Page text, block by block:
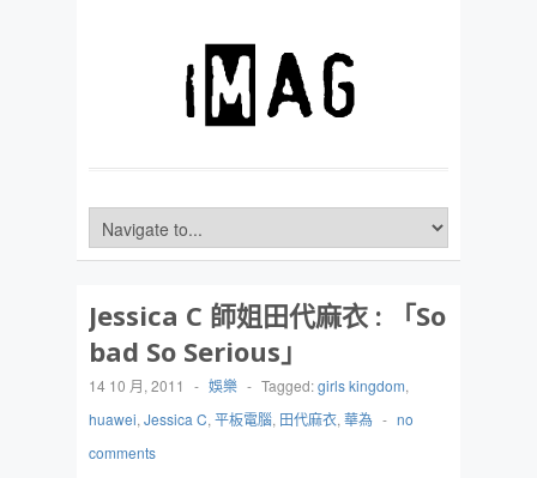
Jessica C 師姐田代麻衣 : 「So
bad So Serious」
14 10 月, 2011 - 娛樂 - Tagged:girls kingdom,
huawei, Jessica C, 平板電腦, 田代麻衣, 華為 - no
comments